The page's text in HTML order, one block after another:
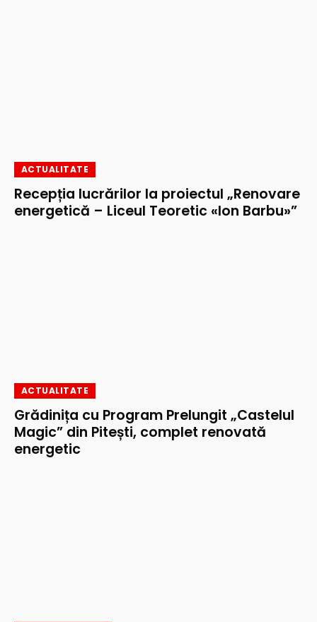
ACTUALITATE
Recepția lucrărilor la proiectul „Renovare
energetică – Liceul Teoretic «Ion Barbu»”
ACTUALITATE
Grădinița cu Program Prelungit „Castelul
Magic” din Pitești, complet renovată
energetic